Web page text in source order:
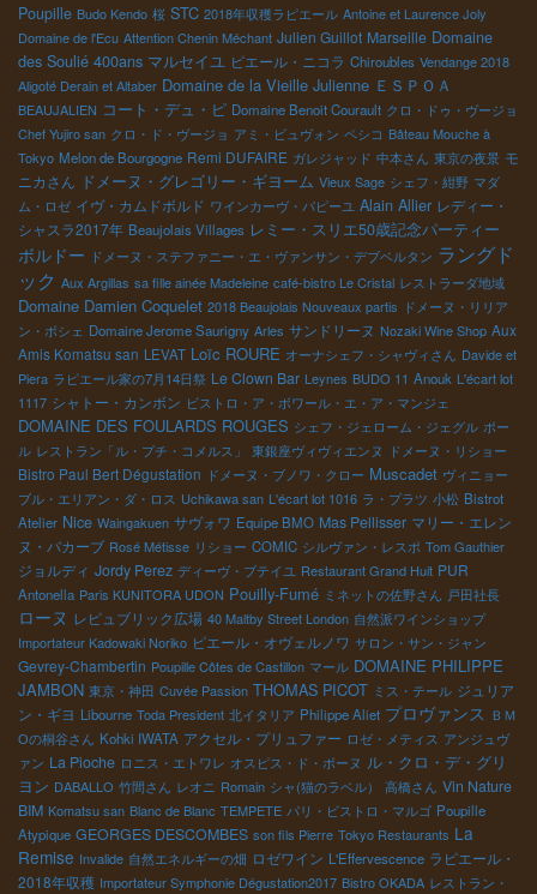
Poupille Budo Kendo 桜 STC 2018年収穫ラピエール Antoine et Laurence Joly
Domaine de l'Ecu Attention Chenin Méchant Julien Guillot Marseille Domaine
des Soulié 400ans マルセイユ ピエール・ニコラ Chiroubles Vendange 2018
Aligoté Derain et Altaber Domaine de la Vieille Julienne ＥＳＰＯＡ
BEAUJALIEN コート・デュ・ピ Domaine Benoit Courault クロ・ドゥ・ヴージョ
Chef Yujiro san クロ・ド・ヴージョ アミ・ビュヴォン ペシコ Bâteau Mouche à
Tokyo Melon de Bourgogne Remi DUFAIRE ガレジャッド 中本さん 東京の夜景 モ
ニカさん ドメーヌ・グレゴリー・ギヨーム Vieux Sage シェフ・紺野 マダ
ム・ロゼ イヴ・カムドボルド ワインカーヴ・パピーユ Alain Allier レディー・
シャスラ2017年 Beaujolais Villages レミー・スリエ50歳記念パーティー
ボルドー ドメーヌ・ステファニー・エ・ヴァンサン・デブベルタン ラングド
ック Aux Argillas sa fille ainée Madeleine café-bistro Le Cristal レストラーダ地域
Domaine Damien Coquelet 2018 Beaujolais Nouveaux partis ドメーヌ・リリア
ン・ボシェ Domaine Jerome Saurigny Arles サンドリーヌ Nozaki Wine Shop Aux
Amis Komatsu san LEVAT Loïc ROURE オーナシェフ・シャヴィさん Davide et
Piera ラピエール家の7月14日祭 Le Clown Bar Leynes BUDO 11 Anouk L'écart lot
1117 シャトー・カンボン ビストロ・ア・ボワール・エ・ア・マンジェ
DOMAINE DES FOULARDS ROUGES シェフ・ジェローム・ジェグル ポー
ル レストラン「ル・プチ・コメルス」 東銀座ヴィヴィエンヌ ドメーヌ・リショー
Bistro Paul Bert Dégustation ドメーヌ・ブノワ・クロー Muscadet ヴィニョー
ブル・エリアン・ダ・ロス Uchikawa san L'écart lot 1016 ラ・プラツ 小松 Bistrot
Atelier Nice Waingakuen サヴォワ Equipe BMO Mas Pellisser マリー・エレン
ヌ・バカーブ Rosé Métisse リショー COMIC シルヴァン・レスポ Tom Gauthier
ジョルディ Jordy Perez ディーヴ・ブテイユ Restaurant Grand Huit PUR
Antonella Paris KUNITORA UDON Pouilly-Fumé ミネットの佐野さん 戸田社長
ローヌ レピュブリック広場 40 Maltby Street London 自然派ワインショップ
Importateur Kadowaki Noriko ピエール・オヴェルノワ サロン・サン・ジャン
Gevrey-Chambertin Poupille Côtes de Castillon マール DOMAINE PHILIPPE
JAMBON 東京・神田 Cuvée Passion THOMAS PICOT ミス・テール ジュリア
ン・ギヨ Libourne Toda President 北イタリア Philippe Aliet プロヴァンス ＢＭ
Оの桐谷さん Kohki IWATA アクセル・プリュファー ロゼ・メティス アンジュヴ
ァン La Pioche ロニス・エトワレ オスピス・ド・ボーヌ ル・クロ・デ・グリ
ヨン DABALLO 竹間さん レオニ Romain シャ(猫のラベル） 高橋さん Vin Nature
BIM Komatsu san Blanc de Blanc TEMPETE パリ・ビストロ・マルゴ Poupille
Atypique GEORGES DESCOMBES son fils Pierre Tokyo Restaurants La
Remise Invalide 自然エネルギーの畑 ロゼワイン L'Effervescence ラピエール・
2018年収穫 Importateur Symphonie Dégustation2017 Bistro OKADA レストラン・